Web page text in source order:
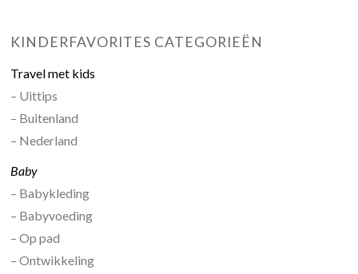
KINDERFAVORITES CATEGORIEËN
Travel met kids
– Uittips
– Buitenland
– Nederland
Baby
– Babykleding
– Babyvoeding
– Op pad
– Ontwikkeling